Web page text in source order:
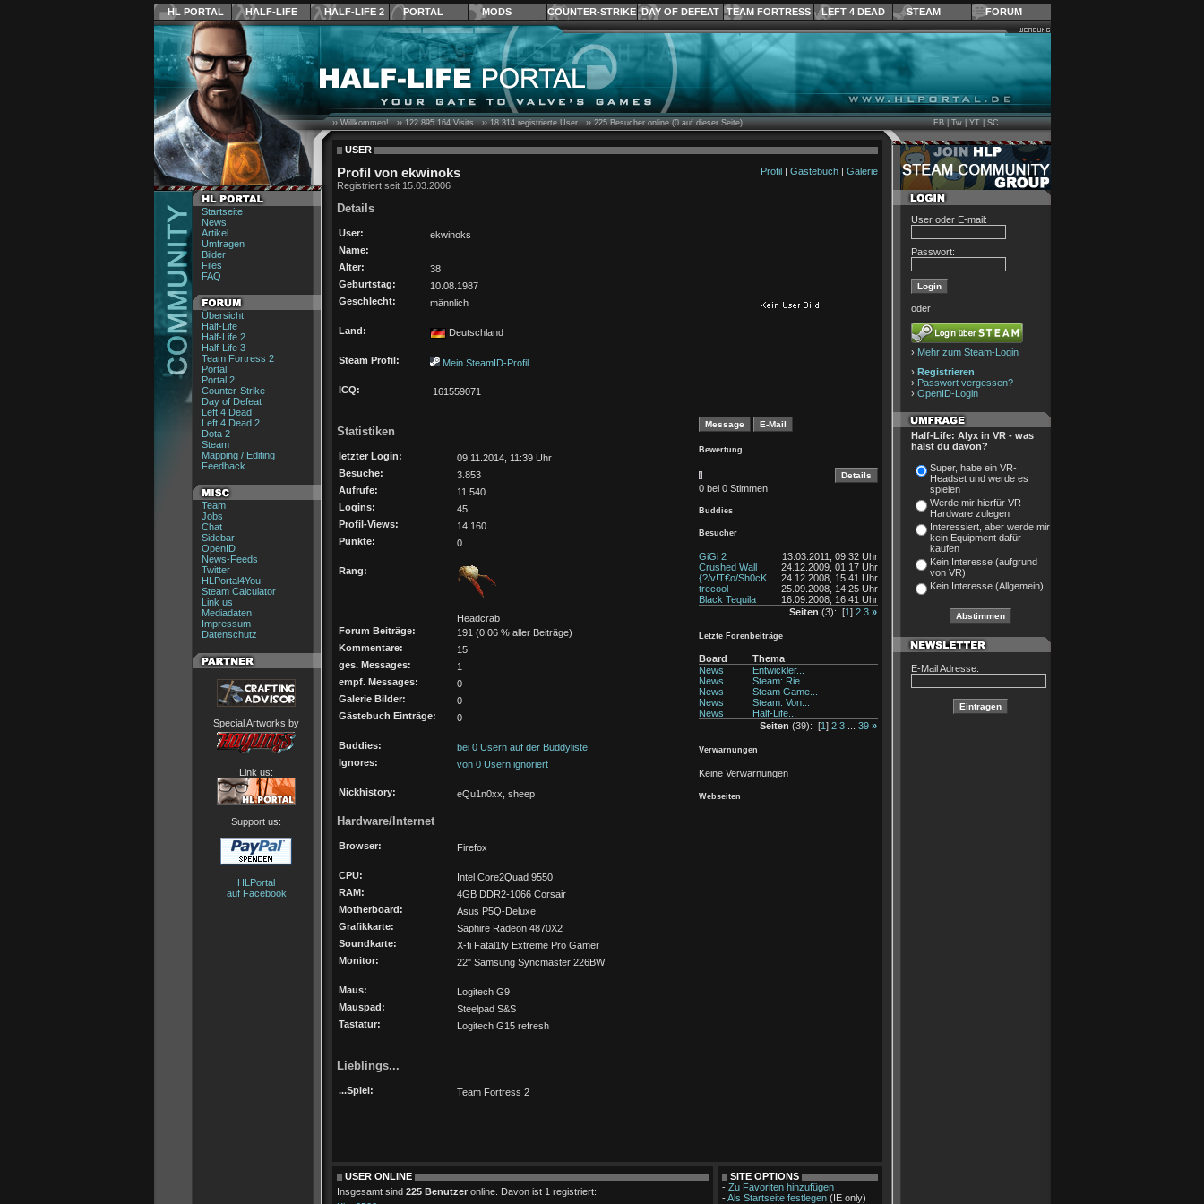
HL PORTAL HALF-LIFE HALF-LIFE 2 PORTAL MODS COUNTER-STRIKE DAY OF DEFEAT TEAM FORTRESS LEFT 4 DEAD STEAM FORUM
Startseite
News
Artikel
Umfragen
Bilder
Files
FAQ
Übersicht
Half-Life
Half-Life 2
Half-Life 3
Team Fortress 2
Portal
Portal 2
Counter-Strike
Day of Defeat
Left 4 Dead
Left 4 Dead 2
Dota 2
Steam
Mapping / Editing
Feedback
Team
Jobs
Chat
Sidebar
OpenID
News-Feeds
Twitter
HLPortal4You
Steam Calculator
Link us
Mediadaten
Impressum
Datenschutz
Special Artworks by
Link us:
Support us:
HLPortal
auf Facebook
›› Willkommen! ››122.895.164Visits ››18.314registrierte User ››225Besucher online (0 auf dieser Seite)
USER
Profil von ekwinoks Profil| Gästebuch| Galerie
Registriert seit 15.03.2006
Details
User:
ekwinoks
Name:
Alter:
38
Geburtstag:
10.08.1987
Geschlecht:
männlich
Land: Deutschland
Steam Profil: Mein SteamID-Profil
ICQ: 161559071
Statistiken
letzter Login:
09.11.2014, 11:39 Uhr
Besuche:
3.853
Aufrufe:
11.540
Logins:
45
Profil-Views:
14.160
Punkte:
0
Rang:
Headcrab
Forum Beiträge:
191 (0.06 % aller Beiträge)
Kommentare:
15
ges. Messages:
1
empf. Messages:
0
Galerie Bilder:
0
Gästebuch Einträge:
0
Buddies:
bei 0 Usern auf der Buddyliste
Ignores:
von 0 Usern ignoriert
Nickhistory: eQu1n0xx, sheep
Hardware/Internet
Browser: Firefox
CPU:
Intel Core2Quad 9550
RAM:
4GB DDR2-1066 Corsair
Motherboard:
Asus P5Q-Deluxe
Grafikkarte:
Saphire Radeon 4870X2
Soundkarte:
X-fi Fatal1ty Extreme Pro Gamer
Monitor:
22" Samsung Syncmaster 226BW
Maus:
Logitech G9
Mauspad:
Steelpad S&S
Tastatur:
Logitech G15 refresh
Lieblings...
...Spiel: Team Fortress 2
Bewertung
0 bei 0 Stimmen
Buddies
Besucher
GiGi 2
13.03.2011, 09:32 Uhr
Crushed Wall
24.12.2009, 01:17 Uhr
{?/v!T€o/Sh0cK...
24.12.2008, 15:41 Uhr
trecool
25.09.2008, 14:25 Uhr
Black Tequila
16.09.2008, 16:41 Uhr
Seiten (3): [1] 2 3 »
Letzte Forenbeiträge
Board
Thema
News
Entwickler...
News
Steam: Rie...
News
Steam Game...
News
Steam: Von...
News
Half-Life...
Seiten (39): [1] 2 3... 39 »
Verwarnungen
Keine Verwarnungen
Webseiten
FB|Tw|YT|SC
User oder E-mail:
Passwort:
oder
› Mehr zum Steam-Login
› Registrieren
› Passwort vergessen?
› OpenID-Login
Half-Life: Alyx in VR - was
hälst du davon?
Super, habe ein VR-
Headset und werde es
spielen
Werde mir hierfür VR-
Hardware zulegen
Interessiert, aber werde mir
kein Equipment dafür
kaufen
Kein Interesse (aufgrund
von VR)
Kein Interesse (Allgemein)
E-Mail Adresse:
USER ONLINE
Insgesamt sind 225 Benutzeronline. Davon ist 1 registriert:
SITE OPTIONS
- Zu Favoriten hinzufügen
-Als Startseite festlegen(IE only)